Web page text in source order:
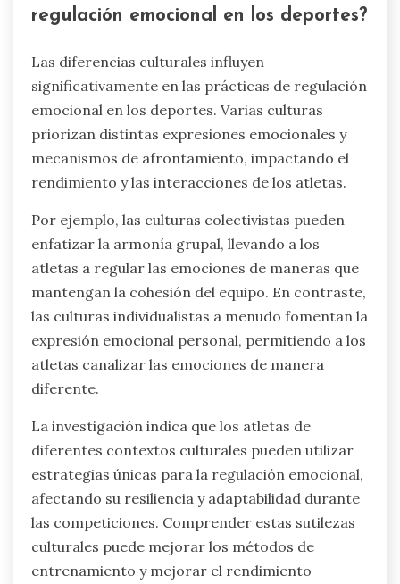
regulación emocional en los deportes?
Las diferencias culturales influyen
significativamente en las prácticas de regulación
emocional en los deportes. Varias culturas
priorizan distintas expresiones emocionales y
mecanismos de afrontamiento, impactando el
rendimiento y las interacciones de los atletas.
Por ejemplo, las culturas colectivistas pueden
enfatizar la armonía grupal, llevando a los
atletas a regular las emociones de maneras que
mantengan la cohesión del equipo. En contraste,
las culturas individualistas a menudo fomentan la
expresión emocional personal, permitiendo a los
atletas canalizar las emociones de manera
diferente.
La investigación indica que los atletas de
diferentes contextos culturales pueden utilizar
estrategias únicas para la regulación emocional,
afectando su resiliencia y adaptabilidad durante
las competiciones. Comprender estas sutilezas
culturales puede mejorar los métodos de
entrenamiento y mejorar el rendimiento